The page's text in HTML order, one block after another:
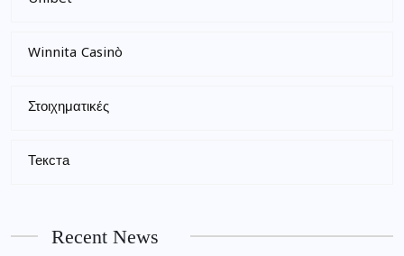
Winnita Casinò
Στοιχηματικές
Текста
Recent News